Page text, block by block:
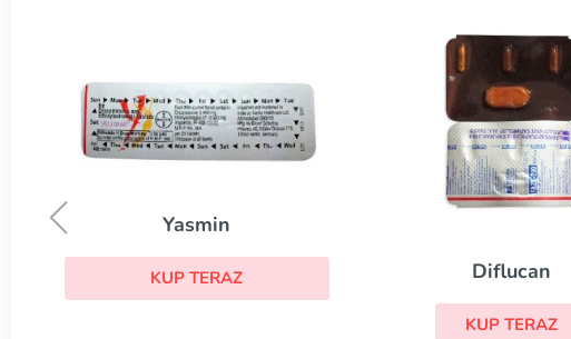
Diflucan Estrofem
KUP TERAZ